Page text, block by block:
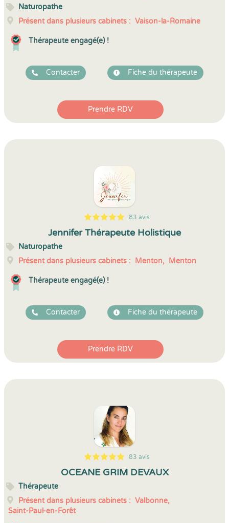
Naturopathe
Présent dans plusieurs cabinets : Vaison-la-Romaine
Thérapeute engagé(e) !
Contacter Fiche du thérapeute
Prendre RDV
5
1
5
83 83 avis
Jennifer Thérapeute Holistique
Naturopathe
Présent dans plusieurs cabinets : Menton, Menton
Thérapeute engagé(e) !
Contacter Fiche du thérapeute
Prendre RDV
5
1
5
83 83 avis
OCEANE GRIM DEVAUX
Thérapeute
Présent dans plusieurs cabinets : Valbonne,
Saint-Paul-en-Forêt